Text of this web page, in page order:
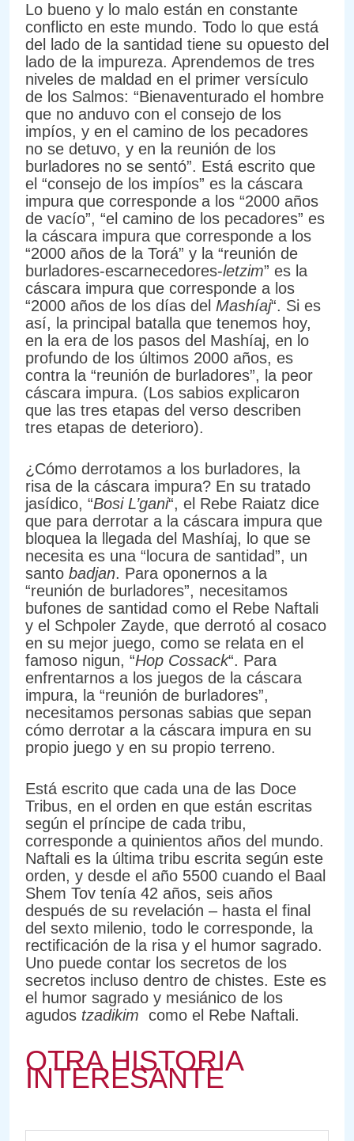
Lo bueno y lo malo están en constante
conflicto en este mundo. Todo lo que está
del lado de la santidad tiene su opuesto del
lado de la impureza. Aprendemos de tres
niveles de maldad en el primer versículo
de los Salmos: “Bienaventurado el hombre
que no anduvo con el consejo de los
impíos, y en el camino de los pecadores
no se detuvo, y en la reunión de los
burladores no se sentó”. Está escrito que
el “consejo de los impíos” es la cáscara
impura que corresponde a los “2000 años
de vacío”, “el camino de los pecadores” es
la cáscara impura que corresponde a los
“2000 años de la Torá” y la “reunión de
burladores-escarnecedores-letzim” es la
cáscara impura que corresponde a los
“2000 años de los días del Mashíaj“. Si es
así, la principal batalla que tenemos hoy,
en la era de los pasos del Mashíaj, en lo
profundo de los últimos 2000 años, es
contra la “reunión de burladores”, la peor
cáscara impura. (Los sabios explicaron
que las tres etapas del verso describen
tres etapas de deterioro).
¿Cómo derrotamos a los burladores, la
risa de la cáscara impura? En su tratado
jasídico, “Bosi L’gani“, el Rebe Raiatz dice
que para derrotar a la cáscara impura que
bloquea la llegada del Mashíaj, lo que se
necesita es una “locura de santidad”, un
santo badjan. Para oponernos a la
“reunión de burladores”, necesitamos
bufones de santidad como el Rebe Naftali
y el Schpoler Zayde, que derrotó al cosaco
en su mejor juego, como se relata en el
famoso nigun, “Hop Cossack“. Para
enfrentarnos a los juegos de la cáscara
impura, la “reunión de burladores”,
necesitamos personas sabias que sepan
cómo derrotar a la cáscara impura en su
propio juego y en su propio terreno.
Está escrito que cada una de las Doce
Tribus, en el orden en que están escritas
según el príncipe de cada tribu,
corresponde a quinientos años del mundo.
Naftali es la última tribu escrita según este
orden, y desde el año 5500 cuando el Baal
Shem Tov tenía 42 años, seis años
después de su revelación – hasta el final
del sexto milenio, todo le corresponde, la
rectificación de la risa y el humor sagrado.
Uno puede contar los secretos de los
secretos incluso dentro de chistes. Este es
el humor sagrado y mesiánico de los
agudos tzadikim como el Rebe Naftali.
OTRA HISTORIA
INTERESANTE